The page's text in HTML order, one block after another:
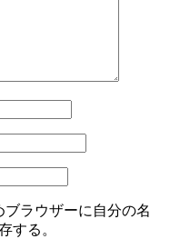
ラウザーに自分の名
する。